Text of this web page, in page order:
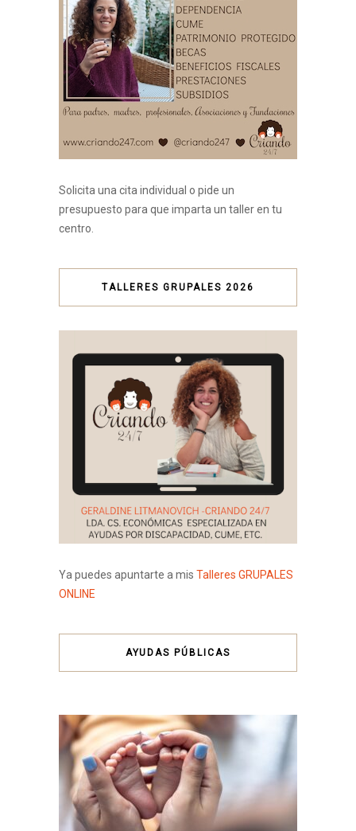
Solicita una cita individual o pide un
presupuesto para que imparta un taller en tu
centro.
TALLERES GRUPALES 2026
Ya puedes apuntarte a mis Talleres GRUPALES
ONLINE
AYUDAS PÚBLICAS